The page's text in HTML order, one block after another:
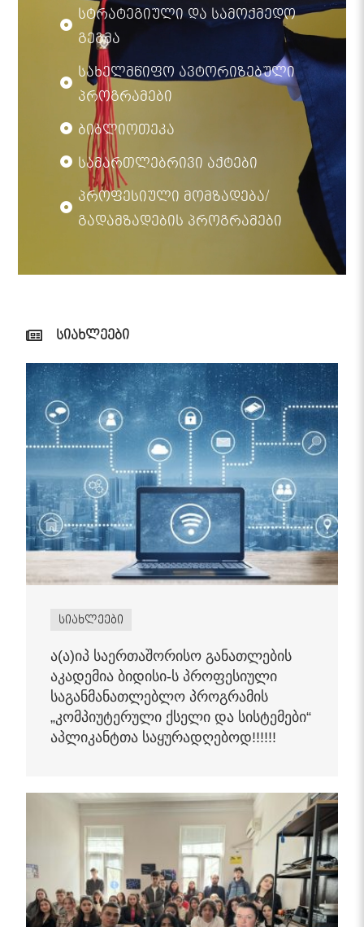
სტრატეგიული და სამოქმედო
გეგმა
სახელმწიფო ავტორიზებული
პროგრამები
ბიბლიოთეკა
სამართლებრივი აქტები
პროფესიული მომზადება/
გადამზადების პროგრამები
სიახლეები
სიახლეები
ა(ა)იპ საერთაშორისო განათლების
აკადემია ბიდისი-ს პროფესიული
საგანმანათლებლო პროგრამის
„კომპიუტერული ქსელი და სისტემები“
აპლიკანტთა საყურადღებოდ!!!!!!